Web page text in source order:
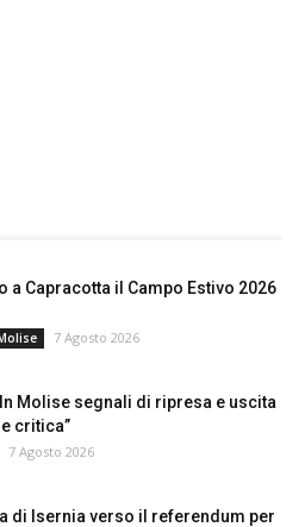
a Capracotta il Campo Estivo 2026
7 Agosto 2026
Molise segnali di ripresa e uscita
critica”
7 Agosto 2026
di Isernia verso il referendum per